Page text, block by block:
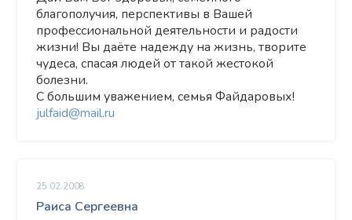
благополучия, перспективы в Вашей
профессиональной деятельности и радости
жизни! Вы даёте надежду на жизнь, творите
чудеса, спасая людей от такой жестокой
болезни.
С большим уважением, семья Файдаровых!
julfaid@mail.ru
25.02.2008
Раиса Сергеевна